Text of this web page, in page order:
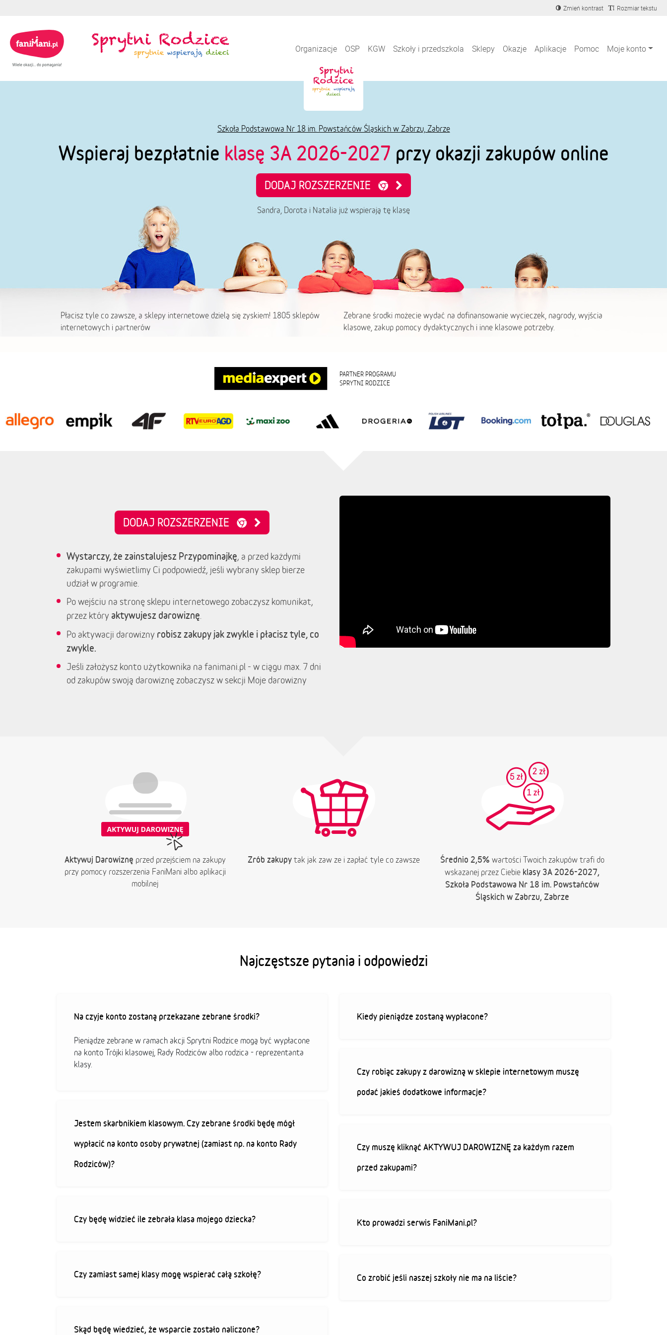
Zmień kontrast Rozmiar tekstu
Organizacje OSP KGW Szkoły i przedszkola Sklepy Okazje Aplikacje Pomoc Moje konto
Szkoła Podstawowa Nr 18 im. Powstańców Śląskich w Zabrzu, Zabrze
Wspieraj bezpłatnie klasę 3A 2026-2027 przy okazji zakupów online
DODAJ ROZSZERZENIE
Sandra, Dorota i Natalia już wspierają tę klasę
Płacisz tyle co zawsze, a sklepy internetowe dzielą się zyskiem! 1805 sklepów
internetowych i partnerów
Zebrane środki możecie wydać na dofinansowanie wycieczek, nagrody, wyjścia
klasowe, zakup pomocy dydaktycznych i inne klasowe potrzeby.
PARTNER PROGRAMU
SPRYTNI RODZICE
DODAJ ROZSZERZENIE
Wystarczy, że zainstalujesz Przypominajkę, a przed każdymi
zakupami wyświetlimy Ci podpowiedź, jeśli wybrany sklep bierze
udział w programie.
Po wejściu na stronę sklepu internetowego zobaczysz komunikat,
przez który aktywujesz darowiznę
Po aktywacji darowizny robisz zakupy jak zwykle i płacisz tyle, co
zwykle.
Jeśli założysz konto użytkownika na fanimani.pl - w ciągu max. 7 dni
od zakupów swoją darowiznę zobaczysz w sekcji Moje darowizny
Aktywuj Darowiznę przed przejściem na zakupy
przy pomocy rozszerzenia FaniMani albo aplikacji
mobilnej
Zrób zakupytak jak zaw ze i zapłać tyle co zawsze Średnio 2,5% wartości Twoich zakupów trafi do
wskazanej przez Ciebie klasy 3A 2026-2027,
Szkoła Podstawowa Nr 18 im. Powstańców
Śląskich w Zabrzu, Zabrze
Najczęstsze pytania i odpowiedzi
Na czyje konto zostaną przekazane zebrane środki?
Pieniądze zebrane w ramach akcji Sprytni Rodzice mogą być wypłacone
na konto Trójki klasowej, Rady Rodziców albo rodzica - reprezentanta
klasy.
Jestem skarbnikiem klasowym. Czy zebrane środki będę mógł
wypłacić na konto osoby prywatnej (zamiast np. na konto Rady
Rodziców)?
Czy będę widzieć ile zebrała klasa mojego dziecka?
Czy zamiast samej klasy mogę wspierać całą szkołę?
Skąd będę wiedzieć, że wsparcie zostało naliczone?
Kiedy pieniądze zostaną wypłacone?
Czy robiąc zakupy z darowizną w sklepie internetowym muszę
podać jakieś dodatkowe informacje?
Czy muszę kliknąć AKTYWUJ DAROWIZNĘ za każdym razem
przed zakupami?
Kto prowadzi serwis FaniMani.pl?
Co zrobić jeśli naszej szkoły nie ma na liście?